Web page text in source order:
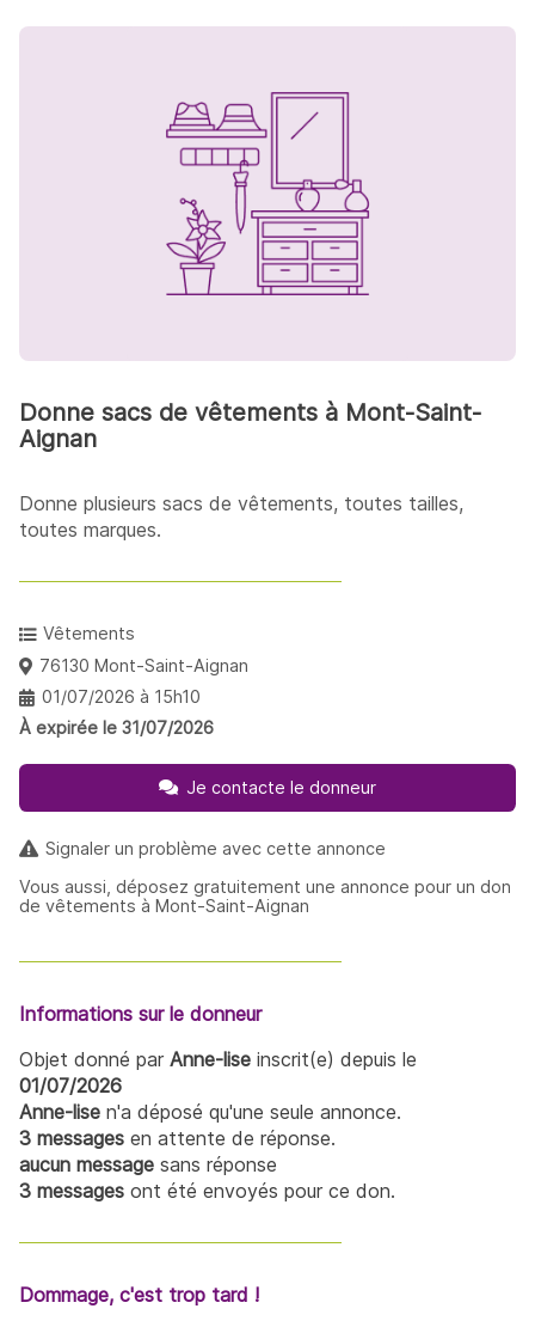
Donne sacs de vêtements à Mont-Saint-
Aignan
Donne plusieurs sacs de vêtements, toutes tailles,
toutes marques.
Vêtements
76130 Mont-Saint-Aignan
01/07/2026 à 15h10
À expirée le 31/07/2026
Je contacte le donneur
Signaler un problème avec cette annonce
Vous aussi, déposez gratuitement une annonce pour un don
de vêtements à Mont-Saint-Aignan
Informations sur le donneur
Objet donné par Anne-lise inscrit(e) depuis le
01/07/2026
Anne-lise n'a déposé qu'une seule annonce.
3 messages en attente de réponse.
aucun message sans réponse
3 messages ont été envoyés pour ce don.
Dommage, c'est trop tard !